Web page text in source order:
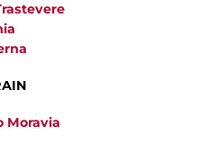
Moravia